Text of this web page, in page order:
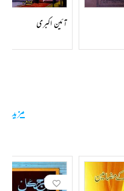
آئین اکبری
مزید